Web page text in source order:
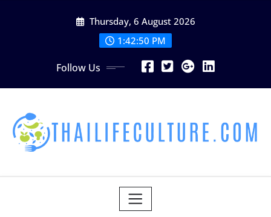
Thursday, 6 August 2026
1:42:51 PM
Follow Us